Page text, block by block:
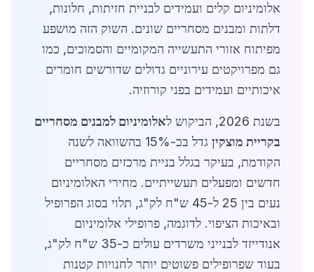
אלומיניום קלים ועמידים לבניית חזיתות, חלונות,
דלתות ומבנים מסחריים שונים. השוק הזה מושפע
מפיתוח אזורי התעשייה המקומיים והסמוכים, כמו
גם מפרויקטים עירוניים גדולים שדורשים חומרים
איכותיים ועמידים בפני קורוזיה.
בשנת 2026, הביקוש ל
אלומיניום למבנים מסחריים
בקריית מוצקין
גדל בכ-15% בהשוואה לשנה
הקודמת, בעיקר בגלל בניית מרכזים מסחריים
חדשים ומפעלים תעשייתיים. מחירי האלומיניום
נעים בין 25 ל-45 ש"ח לק"ג, תלוי בסוג הפרופיל
ובאיכות הציפוי. לדוגמה, פרופילי אלומיניום
אנודייזד לבנייני משרדים עולים כ-35 ש"ח לק"ג,
בעוד שפרופילים פשוטים יותר לחנויות קטנות